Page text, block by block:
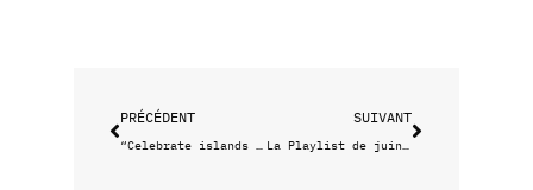
PRÉCÉDENT
“Celebrate islands ” : une clope pour fêter ça
SUIVANT
La Playlist de juin : Sky and Sand